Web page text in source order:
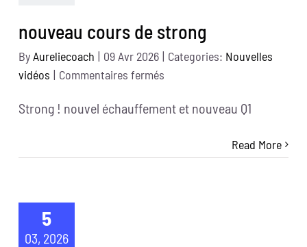
nouveau cours de strong
ByAureliecoach | 09 Avr 2026 | Categories: Nouvelles
vidéos | Commentaires ferméssur
cours
Strong ! nouvel échauffement et nouveau Q1
Read More
5
03, 2026